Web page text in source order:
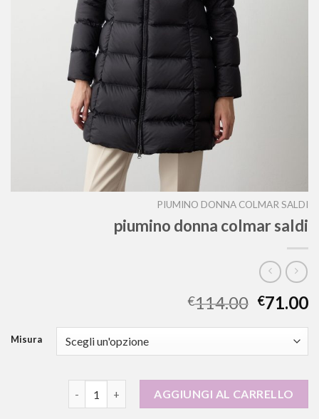
PIUMINO DONNA COLMAR SALDI
piumino donna colmar saldi
€114.00 €71.00
Misura
AGGIUNGI AL CARRELLO